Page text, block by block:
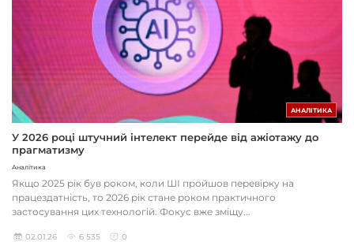
АНАЛІТИКА
У 2026 році штучний інтелект перейде від ажіотажу до
прагматизму
Аналітика
Якщо 2025 рік був роком, коли ШІ пройшов перевірку на
працездатність, то 2026 рік стане роком практичного
застосування цих технологій. Фокус вже зміщу...
02.01.26 6 535 0